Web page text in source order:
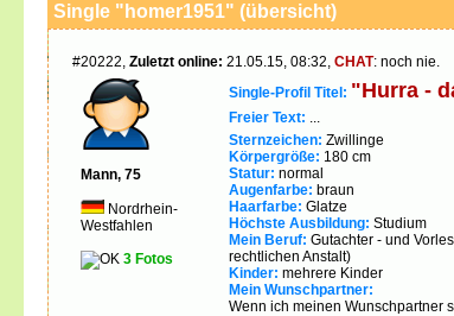
Single "homer1951" (übersicht)
#20222, Zuletzt online: 21.05.15, 08:32, CHAT: noch nie.
Mann, 75
Nordrhein-
Westfahlen
3 Fotos
Single-Profil Titel: "Hurra -
Freier Text: ...
Sternzeichen: Zwillinge
Körpergröße: 180 cm
Statur: normal
Augenfarbe: braun
Haarfarbe: Glatze
Höchste Ausbildung: Studium
Mein Beruf: Gutachter - und
rechtlichen Anstalt)
Kinder: mehrere Kinder
Mein Wunschpartner:
Wenn ich meinen Wunschpartner